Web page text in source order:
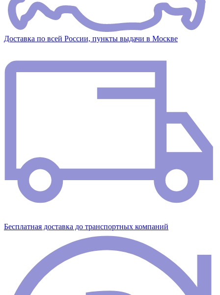
Доставка по всей России, пункты выдачи в Москве
Бесплатная доставка до транспортных компаний